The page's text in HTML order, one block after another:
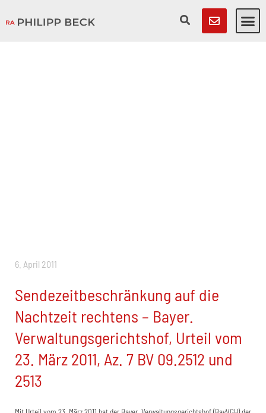
6. April 2011
Sendezeitbeschränkung auf die
Nachtzeit rechtens – Bayer.
Verwaltungsgerichtshof, Urteil vom
23. März 2011, Az. 7 BV 09.2512 und
2513